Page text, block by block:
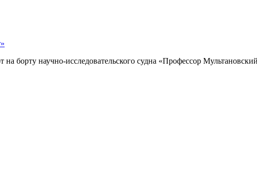
борту научно-исследовательского судна «Профессор